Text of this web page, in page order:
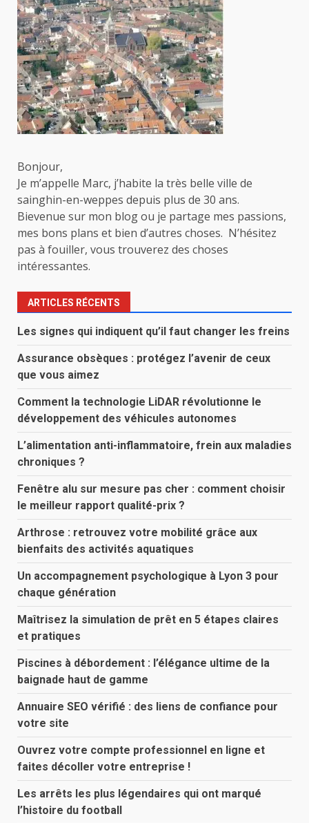
Bonjour,
Je m’appelle Marc, j’habite la très belle ville de
sainghin-en-weppes depuis plus de 30 ans.
Bievenue sur mon blog ou je partage mes passions,
mes bons plans et bien d’autres choses. N’hésitez
pas à fouiller, vous trouverez des choses
intéressantes.
ARTICLES RÉCENTS
Les signes qui indiquent qu’il faut changer les freins
Assurance obsèques : protégez l’avenir de ceux
que vous aimez
Comment la technologie LiDAR révolutionne le
développement des véhicules autonomes
L’alimentation anti-inflammatoire, frein aux maladies
chroniques ?
Fenêtre alu sur mesure pas cher : comment choisir
le meilleur rapport qualité-prix ?
Arthrose : retrouvez votre mobilité grâce aux
bienfaits des activités aquatiques
Un accompagnement psychologique à Lyon 3 pour
chaque génération
Maîtrisez la simulation de prêt en 5 étapes claires
et pratiques
Piscines à débordement : l’élégance ultime de la
baignade haut de gamme
Annuaire SEO vérifié : des liens de confiance pour
votre site
Ouvrez votre compte professionnel en ligne et
faites décoller votre entreprise !
Les arrêts les plus légendaires qui ont marqué
l’histoire du football